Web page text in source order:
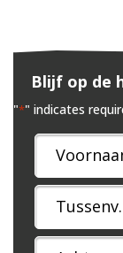
Blijf op de
"*" indicates
Naam
*